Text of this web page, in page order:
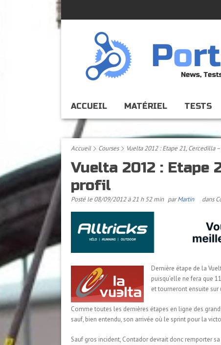
ACCUEIL MATÉRIEL TESTS
Accueil Courses Vuelta 2012 : Etape 21, Cercedilla
Vuelta 2012 : Etape
profil
Posté le 08/09/2012 à 21 h 52 min parMartin dans
Dernière étape de la
puisqu’elle ne fera que
et tourneront ensuite sur
Comme toutes les dernières étapes en ligne des
sauf, bien entendu, son arrivée où le sprint pour la
Sauf gros incident, Contador devrait donc remporter